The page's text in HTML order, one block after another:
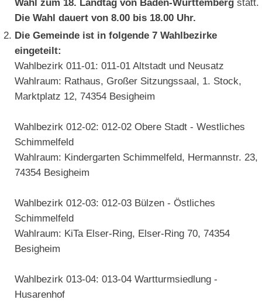
Wahl zum 18. Landtag von Baden-Württemberg statt.
Die Wahl dauert von 8.00 bis 18.00 Uhr.
Die Gemeinde ist in folgende 7 Wahlbezirke
eingeteilt:
Wahlbezirk 011-01: 011-01 Altstadt und Neusatz
Wahlraum: Rathaus, Großer Sitzungssaal, 1. Stock,
Marktplatz 12, 74354 Besigheim
Wahlbezirk 012-02: 012-02 Obere Stadt - Westliches
Schimmelfeld
Wahlraum: Kindergarten Schimmelfeld, Hermannstr. 23,
74354 Besigheim
Wahlbezirk 012-03: 012-03 Bülzen - Östliches
Schimmelfeld
Wahlraum: KiTa Elser-Ring, Elser-Ring 70, 74354
Besigheim
Wahlbezirk 013-04: 013-04 Wartturmsiedlung -
Husarenhof